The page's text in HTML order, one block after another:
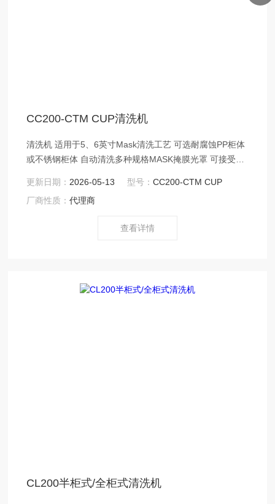
CC200-CTM CUP清洗机
清洗机 适用于5、6英寸Mask清洗工艺 可选耐腐蚀PP柜体
或不锈钢柜体 自动清洗多种规格MASK掩膜光罩 可接受不
更新日期： 2026-05-13 型号：CC200-CTM CUP
厂商性质：代理商
查看详情
CL200半柜式/全柜式清洗机